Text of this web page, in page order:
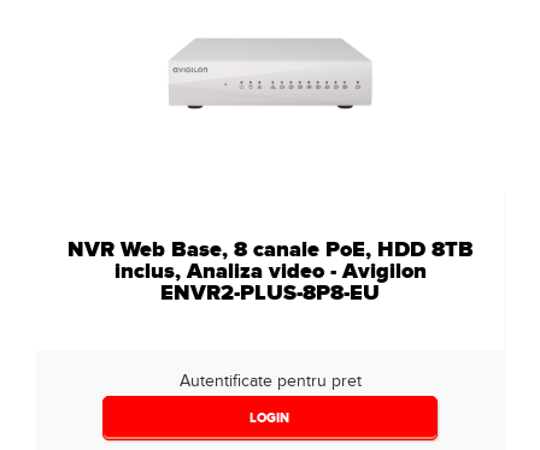
NVR Web Base, 8 canale PoE, HDD 8TB
inclus, Analiza video - Avigilon
ENVR2-PLUS-8P8-EU
Autentificate pentru pret
LOGIN